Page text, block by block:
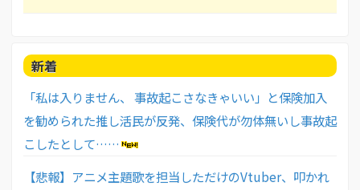
新着
「私は入りません、 事故起こさなきゃいい」と保険加入
を勧められた推し活民が反発、保険代が勿体無いし事故起
こしたとして……
【悲報】アニメ主題歌を担当しただけのVtuber、叩かれ